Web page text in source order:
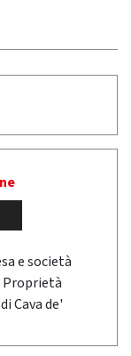
e società
Proprietà
Cava de'